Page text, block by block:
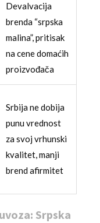
Devalvacija
brenda “srpska
malina”, pritisak
na cene domaćih
proizvođača
Srbija ne dobija
punu vrednost
za svoj vrhunski
kvalitet, manji
brend afirmitet
Srpska